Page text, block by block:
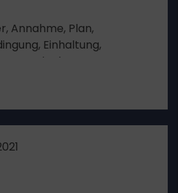
Annahme, Plan,
Einhaltung,
Bedenken,
Fassung,